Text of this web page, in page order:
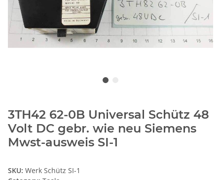
3TH42 62-0B Universal Schütz 48
Volt DC gebr. wie neu Siemens
Mwst-ausweis SI-1
SKU: Werk Schütz SI-1